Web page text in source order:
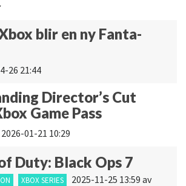
blir en ny Fanta-
26 21:44
Director’s Cut
Game Pass
2026-01-21 10:29
Duty: Black Ops 7
XBOX SERIES 2025-11-25 13:59 av